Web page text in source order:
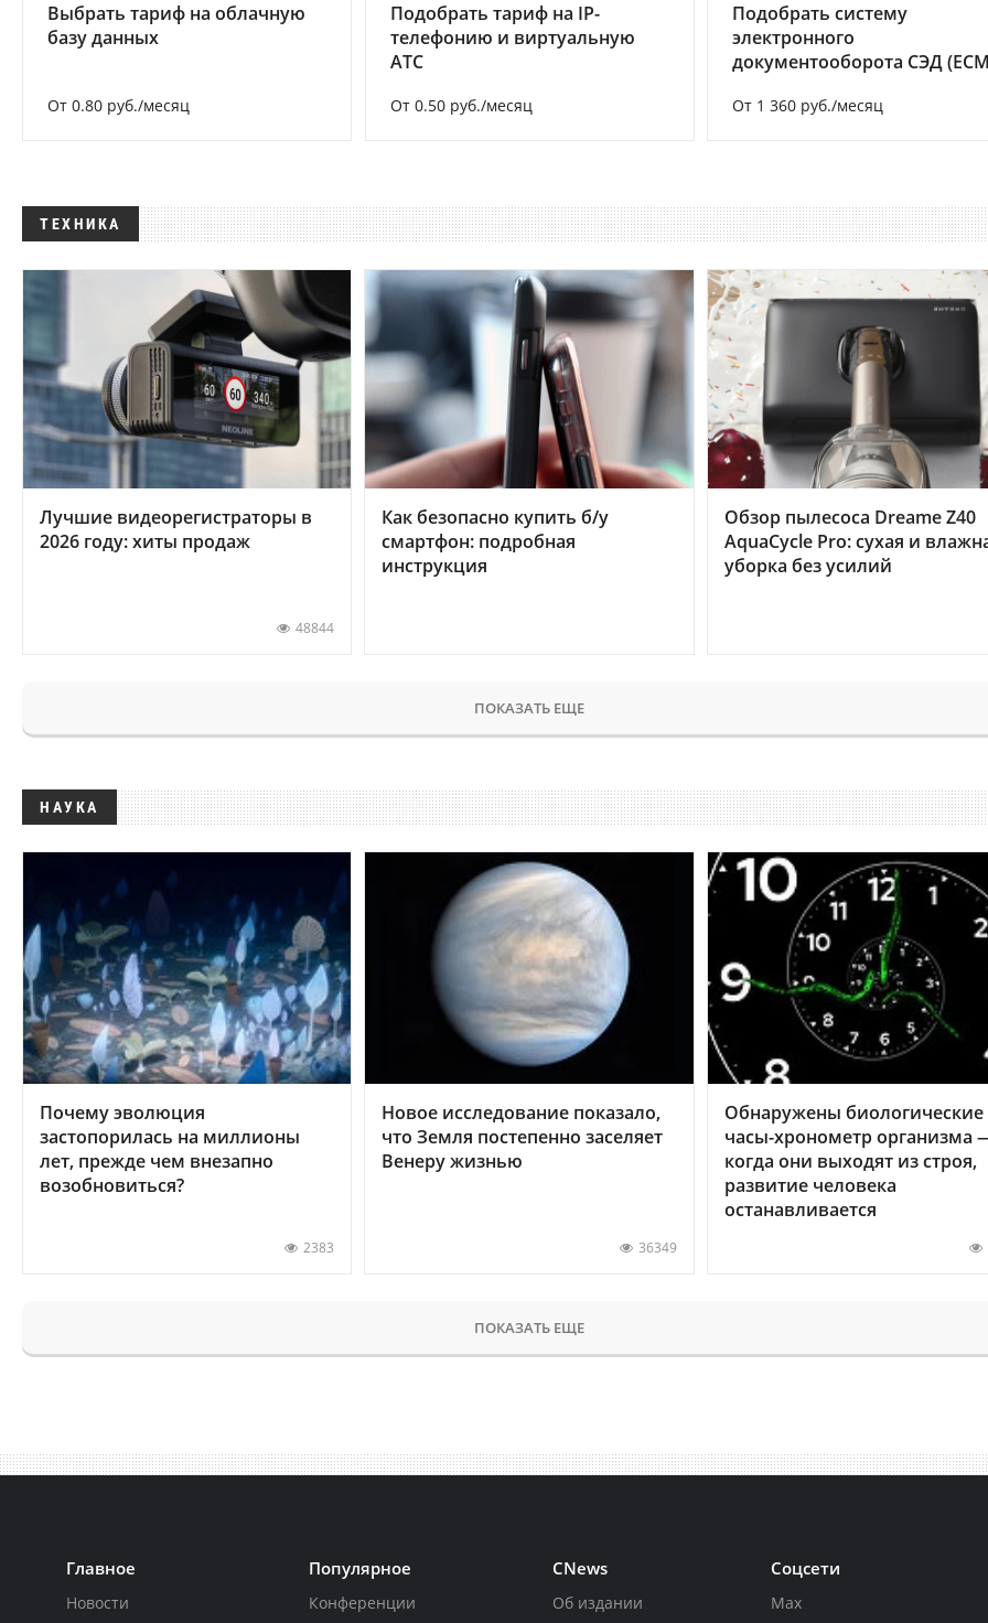
Выбрать тариф на облачную
базу данных
От 0.80 руб./месяц
Подобрать тариф на IP-
телефонию и виртуальную
АТС
От 0.50 руб./месяц
Подобрать систему
электронного
документооборота СЭД
От 1 360 руб./месяц
ТЕХНИКА
Лучшие видеорегистраторы в
2026 году: хиты продаж
48844
Как безопасно купить б/у
смартфон: подробная
инструкция
Обзор пылесоса Dreame Z40
AquaCycle Pro: сухая и
уборка без усилий
ПОКАЗАТЬ ЕЩЕ
НАУКА
Почему эволюция
застопорилась на миллионы
лет, прежде чем внезапно
возобновиться?
2383
Новое исследование показало,
что Земля постепенно заселяет
Венеру жизнью
36349
Обнаружены биологические
часы-хронометр организма
когда они выходят из строя,
развитие человека
останавливается
ПОКАЗАТЬ ЕЩЕ
Главное
Новости
Популярное
Конференции
CNews
Об издании
Соцсети
Max